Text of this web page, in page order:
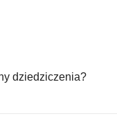
dziedziczenia?